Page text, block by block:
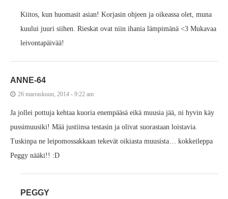
Kiitos, kun huomasit asian! Korjasin ohjeen ja oikeassa olet, muna
kuului juuri siihen. Rieskat ovat niin ihania lämpimänä <3 Mukavaa
leivontapäivää!
ANNE-64
26 marraskuun, 2014 - 9:22 am
Ja jollei pottuja kehtaa kuoria enempääsä eikä muusia jää, ni hyvin käy
pussimuusiki! Mää justiinsa testasin ja olivat suorastaan loistavia.
Tuskinpa ne leipomossakkaan tekevät oikiasta muusista… kokkeileppa
Peggy nääki!! :D
PEGGY